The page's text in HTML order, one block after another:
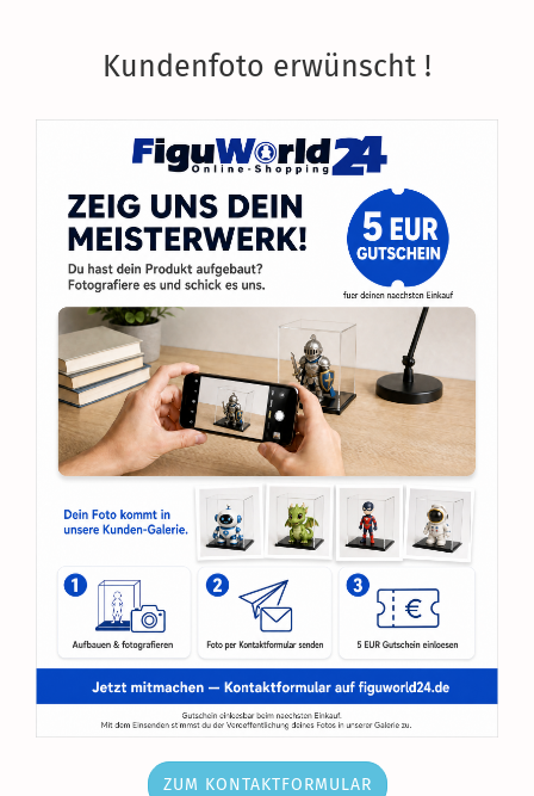
Kundenfoto erwünscht !
ZUM KONTAKTFORMULAR